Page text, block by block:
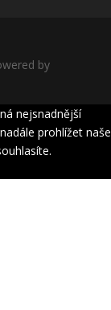
by
nejsnadnější
prohlížet naše